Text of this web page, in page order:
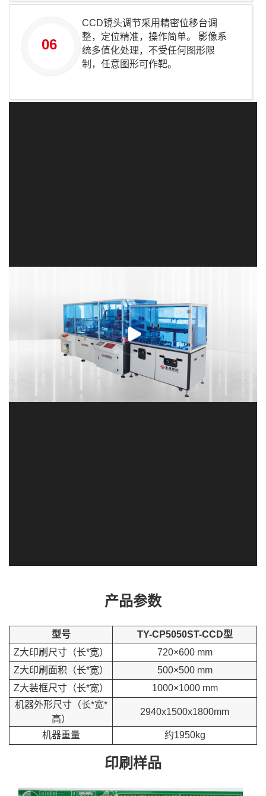
06
CCD镜头调节采用精密位移台调
整，定位精准，操作简单。 影像系
统多值化处理，不受任何图形限
制，任意图形可作靶。
产品参数
型号
TY-CP5050ST-CCD型
Z大印刷尺寸（长*宽）
720×600 mm
Z大印刷面积（长*宽）
500×500 mm
Z大装框尺寸（长*宽）
1000×1000 mm
机器外形尺寸（长*宽*
高）
2940x1500x1800mm
机器重量 约1950kg
印刷样品